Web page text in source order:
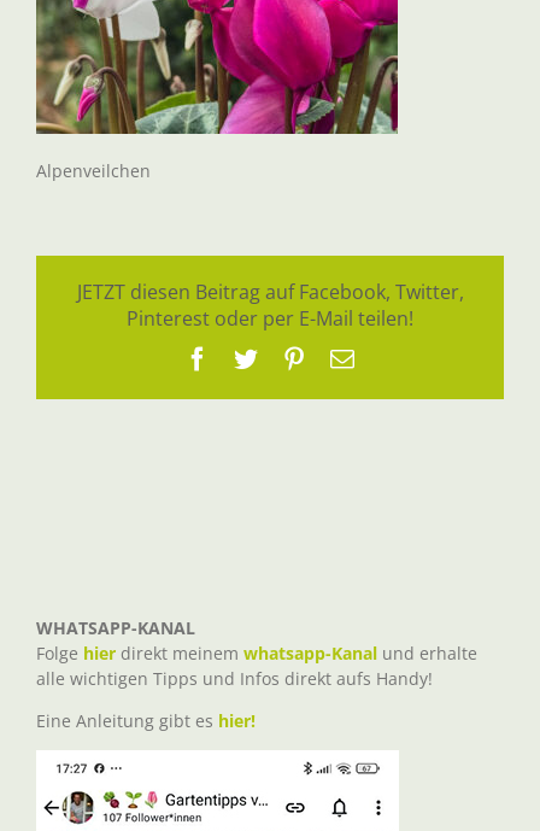
Alpenveilchen
JETZT diesen Beitrag auf Facebook, Twitter,
Pinterest oder per E-Mail teilen!
Facebook
TwitterPinterest
E-
WHATSAPP-KANAL
Folge hier direkt meinem whatsapp-Kanal und erhalte
alle wichtigen Tipps und Infos direkt aufs Handy!
Eine Anleitung gibt es hier!